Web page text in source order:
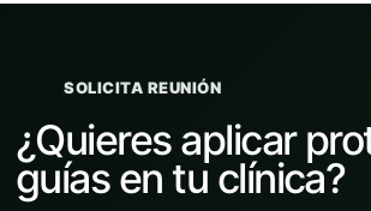
SOLICITA REUNIÓN
¿Quieres aplicar
guías en tu clínica?